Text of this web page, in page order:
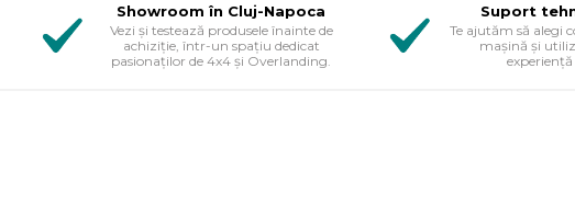
Showroom în Cluj-Napoca
Vezi și testează produsele înainte de
achiziție, într-un spațiu dedicat
pasionaților de 4x4 și Overlanding.
Suport
Te ajutăm să alegi
mașină și
experiență